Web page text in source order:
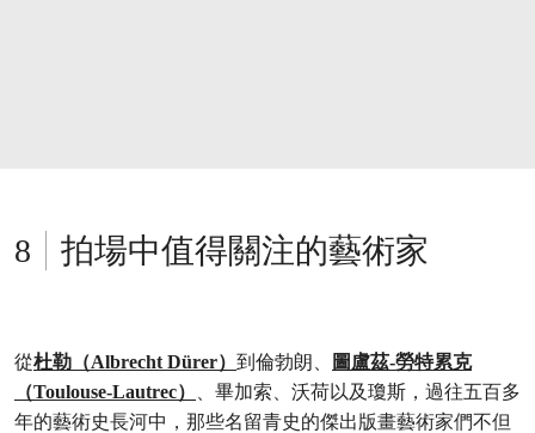
拍場中值得關注的藝術家
從杜勒（Albrecht Dürer） 到倫勃朗、
圖盧茲-勞特累克
（Toulouse-Lautrec）
、畢加索、沃荷以及瓊斯，過往五百多
年的藝術史長河中，那些名留青史的傑出版畫藝術家們不但